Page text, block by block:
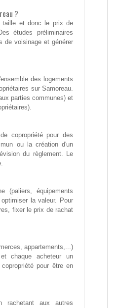
?
taille et donc le prix de
études préliminaires
de voisinage et générer
des logements
sur Samoreau.
parties communes) et
copropriété pour des
ou la création d'un
du règlement. Le
(paliers, équipements
la valeur. Pour
fixer le prix de rachat
appartements,...)
chaque acheteur un
pour être en
rachetant aux autres